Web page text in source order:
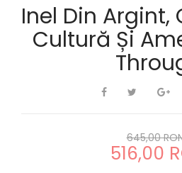
Inel Din Argint,
Cultură Și
645,00
516,00